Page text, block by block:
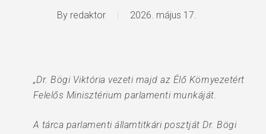
By redaktor 2026. május 17.
„Dr. Bögi Viktória vezeti majd az Élő Környezetért
Felelős Minisztérium parlamenti munkáját.
A tárca parlamenti államtitkári posztját Dr. Bögi